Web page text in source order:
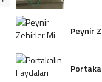
Peynir